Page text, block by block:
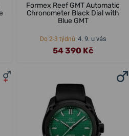
Formex Reef GMT Automatic
Chronometer Black Dial with
Blue GMT
Do 2-3 týdnů 4. 9. u vás
54 390 Kč